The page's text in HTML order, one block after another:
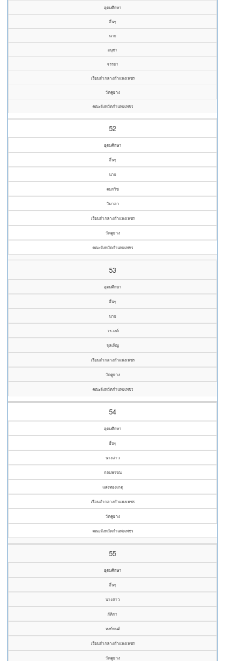
อุดมศึกษา
อื่นๆ
นาย
อนุชา
จรรยา
เรือนจำกลางกำแพงเพชร
วัดคูยาง
คณะจังหวัดกำแพงเพชร
52
อุดมศึกษา
อื่นๆ
นาย
คมกริช
วิมาลา
เรือนจำกลางกำแพงเพชร
วัดคูยาง
คณะจังหวัดกำแพงเพชร
53
อุดมศึกษา
อื่นๆ
นาย
วรวงค์
จุลเพ็ญ
เรือนจำกลางกำแพงเพชร
วัดคูยาง
คณะจังหวัดกำแพงเพชร
54
อุดมศึกษา
อื่นๆ
นางสาว
กลมพรรณ
แสงทองเกตุ
เรือนจำกลางกำแพงเพชร
วัดคูยาง
คณะจังหวัดกำแพงเพชร
55
อุดมศึกษา
อื่นๆ
นางสาว
กัติกา
หงษ์ยนต์
เรือนจำกลางกำแพงเพชร
วัดคูยาง